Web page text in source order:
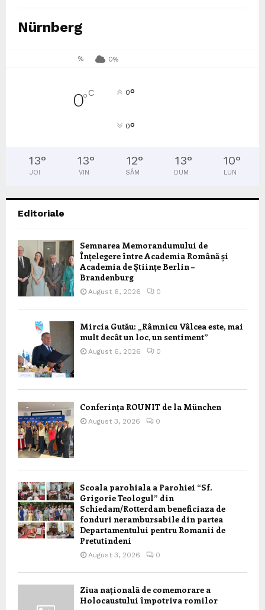
Nürnberg
% 0%
0°C 0°
0°
13°
JOI
13°
VIN
12°
SÂM
13°
DUM
10°
LUN
Editoriale
Semnarea Memorandumului de
Înțelegere între Academia Română și
Academia de Științe Berlin –
Brandenburg
August 6, 2026 0
Mircia Gutău: „Râmnicu Vâlcea este, mai
mult decât un loc, un sentiment”
August 6, 2026 0
Conferința ROUNIT de la München
August 3, 2026 0
Scoala parohiala a Parohiei “Sf.
Grigorie Teologul” din
Schiedam/Rotterdam beneficiaza de
fonduri nerambursabile din partea
Departamentului pentru Romanii de
Pretutindeni
August 3, 2026 0
Ziua națională de comemorare a
Holocaustului împotriva romilor